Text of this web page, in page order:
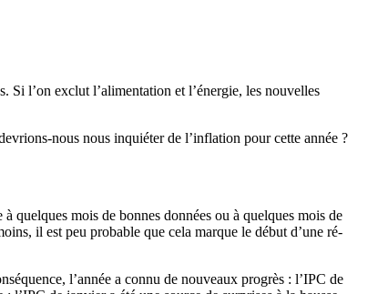
Si l’on exclut l’alimentation et l’énergie, les nouvelles
nous nous inquiéter de l’inflation pour cette année ?
quelques mois de bonnes données ou à quelques mois de
il est peu probable que cela marque le début d’une ré-
l’année a connu de nouveaux progrès : l’IPC de